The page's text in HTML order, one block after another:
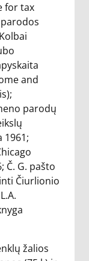
for tax
and
parodų
1961;
Č. G. pašto
Čiurlionio
žalios